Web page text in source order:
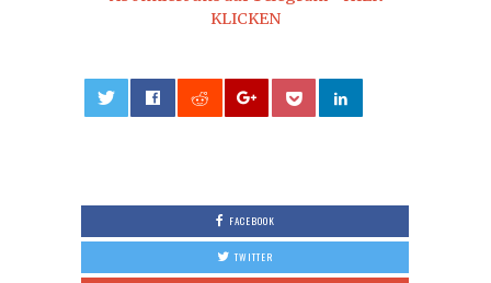
KLICKEN
FACEBOOK
TWITTER